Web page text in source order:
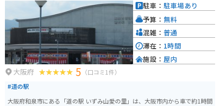
大阪府 5 （口コミ1件）
#道の駅
大阪府和泉市にある「道の駅 いずみ山愛の里」は、大阪市内から車で約1時間
駐車： 駐車場あり
予算： 無料
混雑： 普通
滞在： 1時間
施設： 屋内